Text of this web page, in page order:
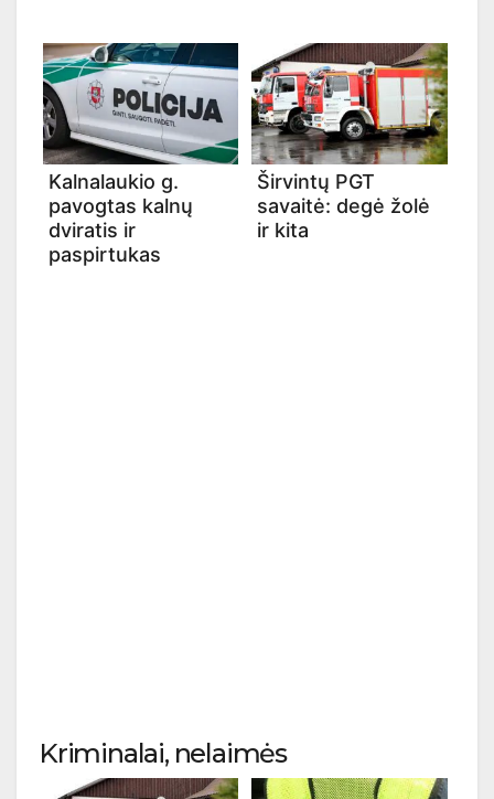
Kalnalaukio g.
pavogtas kalnų
dviratis ir
paspirtukas
Širvintų PGT
savaitė: degė žolė
ir kita
Kriminalai, nelaimės